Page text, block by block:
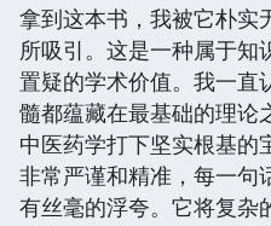
拿到这本书，我被它朴实
所吸引。这是一种属于知
置疑的学术价值。我一直
髓都蕴藏在最基础的理论
中医药学打下坚实根基的
非常严谨和精准，每一句
有丝毫的浮夸。它将复杂